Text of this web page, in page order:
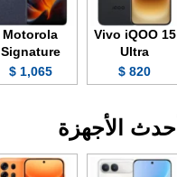
Vivo iQOO 15
Ultra
820 $
Motorola
Signature
1,065 $
أحدث الأجهزة